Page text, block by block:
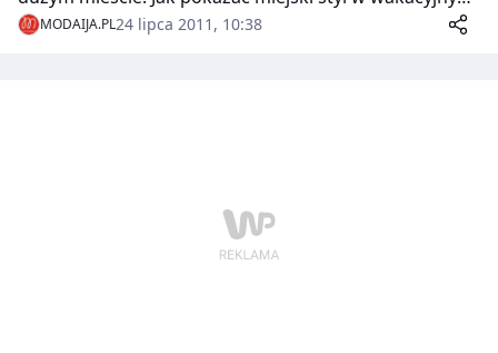
wydaniu? Jaką biżuterię dobrać do wieczorowej
kreacji? Na to pytanie odpowiedziały najpopularniejsze
MODAIJA.PL24 lipca 2011, 10:38